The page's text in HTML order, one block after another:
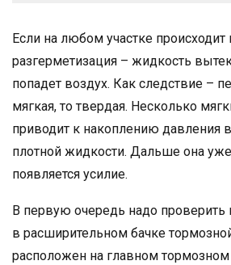
Если на любом участке происходит
разгерметизация – жидкость
попадет воздух. Как следствие –
мягкая, то твердая. Несколько
приводит к накоплению давления
плотной жидкости. Дальше она уже
появляется усилие.
В первую очередь надо проверить
в расширительном бачке
расположен на главном